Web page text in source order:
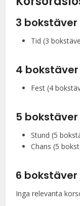
3 bokstäver
Tid (3
4 bokstäver
Fest (4
5 bokstäver
Stund (5
Chans (5
6 bokstäver
Inga relevanta